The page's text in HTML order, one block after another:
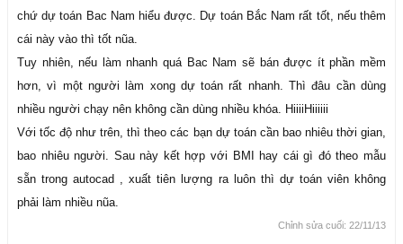
chứ dự toán Bac Nam hiểu được. Dự toán Bắc Nam rất tốt, nếu thêm
cái này vào thì tốt nũa.
Tuy nhiên, nếu làm nhanh quá Bac Nam sẽ bán được ít phần mềm
hơn, vì một người làm xong dự toán rất nhanh. Thì đâu cần dùng
nhiều người chạy nên không cần dùng nhiều khóa. HiiiiHiiiiii
Với tốc độ như trên, thì theo các bạn dự toán cần bao nhiêu thời gian,
bao nhiêu người. Sau này kết hợp với BMI hay cái gì đó theo mẫu
sẵn trong autocad , xuất tiên lượng ra luôn thì dự toán viên không
phải làm nhiều nũa.
Chỉnh sửa cuối: 22/11/13